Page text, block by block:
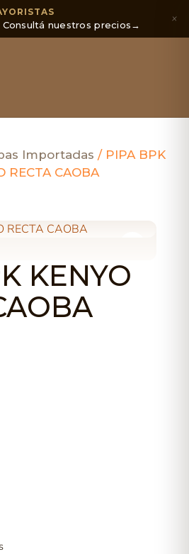
nuestros precios→ ×
Importadas / PIPA BPK
RECTA CAOBA
KENYO